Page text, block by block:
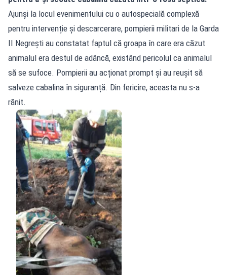
Ajunși la locul evenimentului cu o autospecială complexă
pentru intervenție și descarcerare, pompierii militari de la Garda
II Negrești au constatat faptul că groapa în care era căzut
animalul era destul de adâncă, existând pericolul ca animalul
să se sufoce. Pompierii au acționat prompt și au reușit să
salveze cabalina în siguranță. Din fericire, aceasta nu s-a
rănit.